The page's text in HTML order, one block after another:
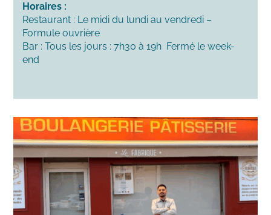
Horaires :
Restaurant : Le midi du lundi au vendredi –
Formule ouvrière
Bar : Tous les jours : 7h30 à 19h Fermé le week-
end